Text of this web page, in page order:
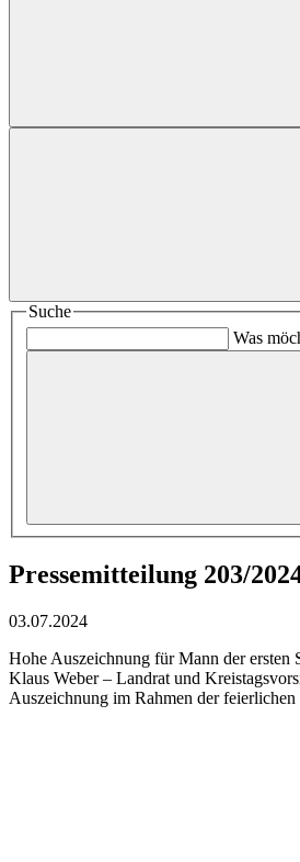
Suche
Was
Pressemitteilung 203/
03.07.2024
Hohe Auszeichnung für Mann der ersten
Klaus Weber – Landrat und
Auszeichnung im Rahmen der